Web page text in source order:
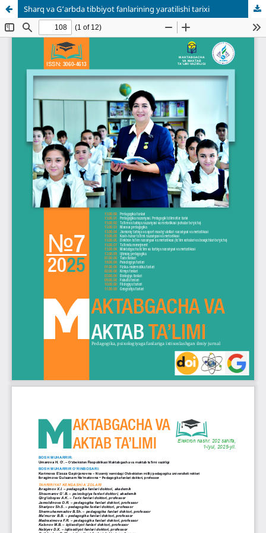
Sharq va G‘arbda tibbiyot fanlarining yaratilishi tarixi